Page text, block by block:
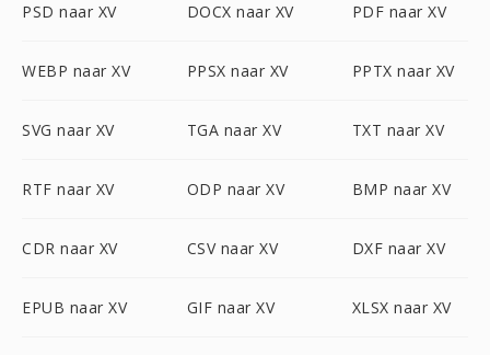
PSD naar XV DOCX naar XV PDF naar XV
WEBP naar XV PPSX naar XV PPTX naar XV
SVG naar XV TGA naar XV TXT naar XV
RTF naar XV ODP naar XV BMP naar XV
CDR naar XV CSV naar XV DXF naar XV
EPUB naar XV GIF naar XV XLSX naar XV